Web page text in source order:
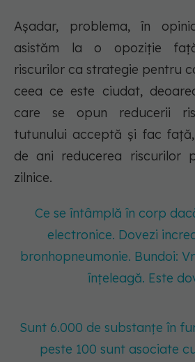
Așadar, problema, în
asistăm la o opoziție
riscurilor ca strategie pentru
ceea ce este ciudat,
care se opun reducerii
tutunului acceptă și fac
de ani reducerea riscurilor
zilnice.
Ce se întâmplă în corp
electronice. Dovezi
bronhopneumonie. Bundoi:
înțeleagă. Este
Sunt 6.000 de substanțe în
peste 100 sunt asociate